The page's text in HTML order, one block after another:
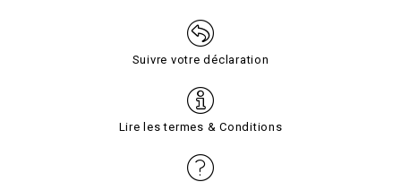
Suivre votre déclaration
Lire les termes & Conditions